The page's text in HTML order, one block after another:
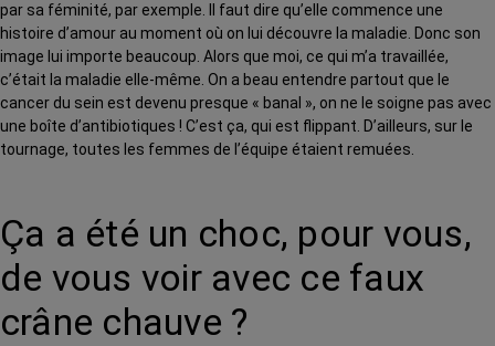
par sa féminité, par exemple. Il faut dire qu’elle commence une
histoire d’amour au moment où on lui découvre la maladie. Donc son
image lui importe beaucoup. Alors que moi, ce qui m’a travaillée,
c’était la maladie elle-même. On a beau entendre partout que le
cancer du sein est devenu presque « banal », on ne le soigne pas avec
une boîte d’antibiotiques ! C’est ça, qui est flippant. D’ailleurs, sur le
tournage, toutes les femmes de l’équipe étaient remuées.
Ça a été un choc, pour vous,
de vous voir avec ce faux
crâne chauve ?